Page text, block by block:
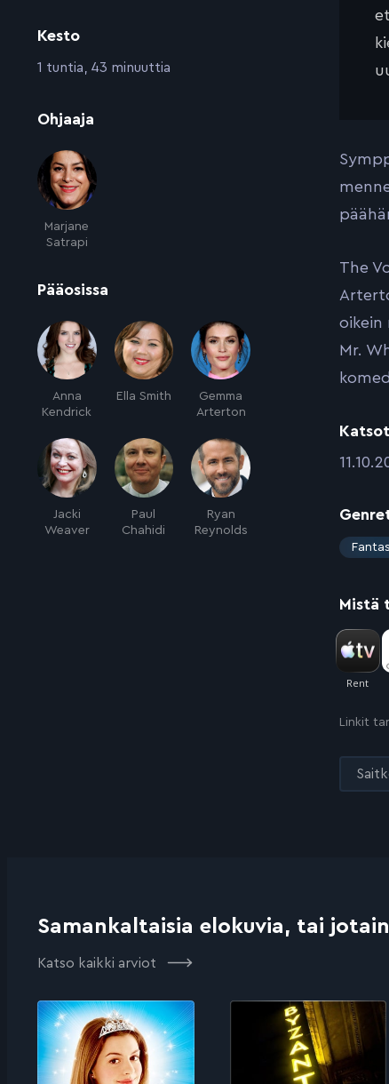
Kesto
:1 tuntia, 43 minuuttia
Ohjaaja
Marjane
Satrapi
Pääosissa
Anna
Kendrick
Ella Smith
Gemma
Arterton
Jacki
Weaver
Paul
Chahidi
Ryan
Reynolds
The
oikein
Mr.
:
:
Mistä
Linkit
Samankaltaisia elokuvia, tai
Katso kaikki arviot